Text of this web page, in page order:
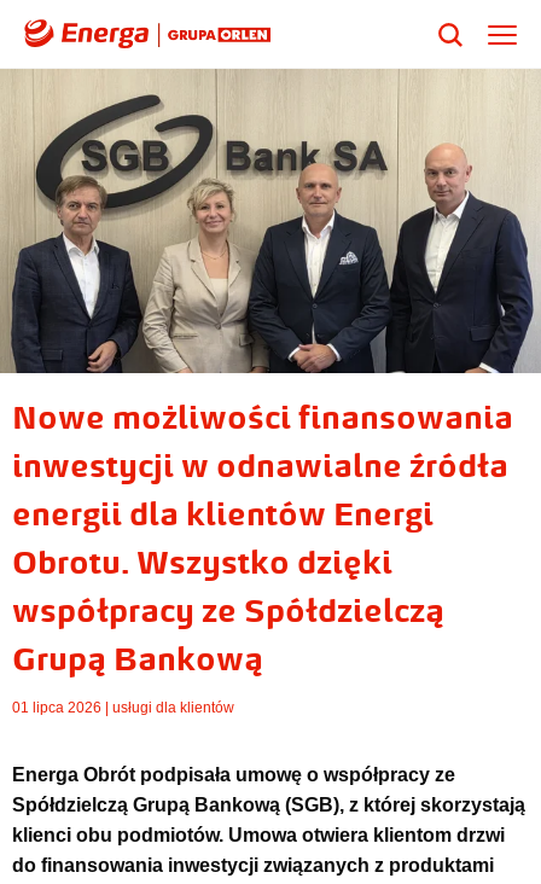
Nowe możliwości finansowania
inwestycji w odnawialne źródła
energii dla klientów Energi
Obrotu. Wszystko dzięki
współpracy ze Spółdzielczą
Grupą Bankową
01 lipca 2026 | usługi dla klientów
Energa Obrót podpisała umowę o współpracy ze
Spółdzielczą Grupą Bankową (SGB), z której skorzystają
klienci obu podmiotów. Umowa otwiera klientom drzwi
do finansowania inwestycji związanych z produktami